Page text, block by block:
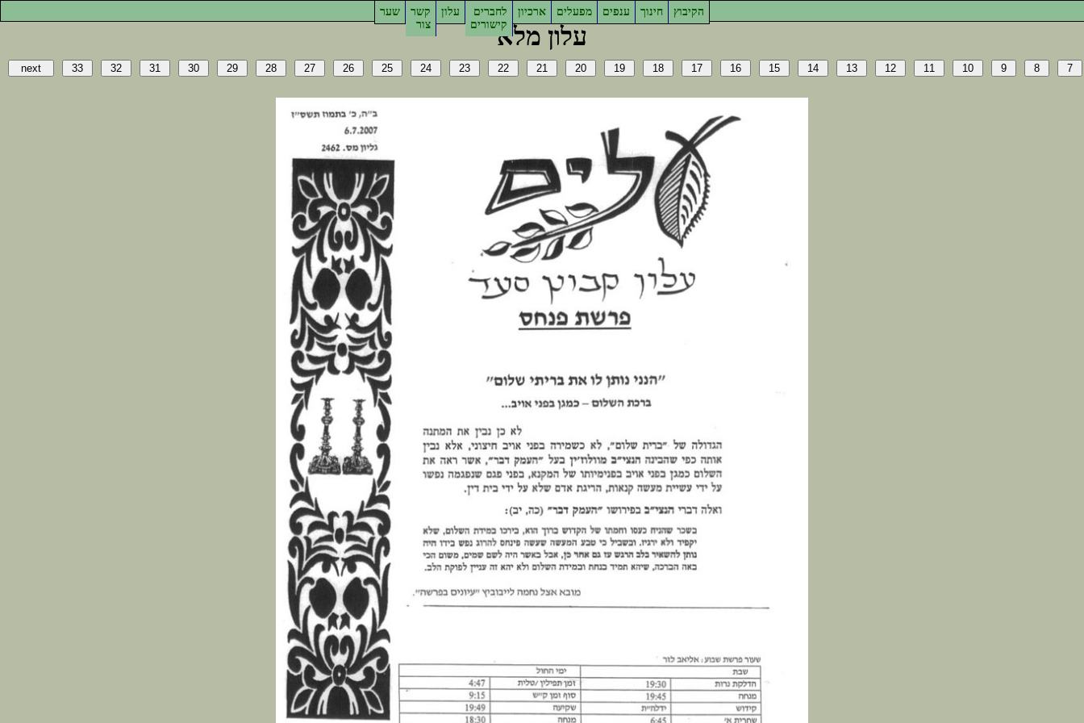
רעש
רשק
רוצ
ןולע
םירבחל
םירושיק
ןויכרא םילעפמ םיפנע ךוניח ץוביקה
אלמ ןולע